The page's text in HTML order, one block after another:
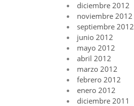
diciembre 2012
noviembre 2012
septiembre 2012
junio 2012
mayo 2012
abril 2012
marzo 2012
febrero 2012
enero 2012
diciembre 2011